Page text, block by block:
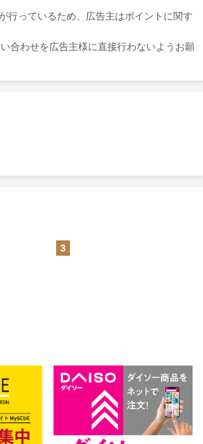
行っているため、広告主はポイントに関す
合わせを広告主様に直接行わないようお願
）
公式通販【ダイソーネットスト
ア】
3
還元
獲得条件：お買い物